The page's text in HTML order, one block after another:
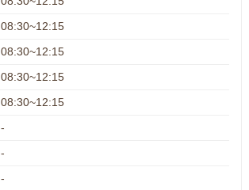
08:30~12:15
08:30~12:15
08:30~12:15
08:30~12:15
-
-
-